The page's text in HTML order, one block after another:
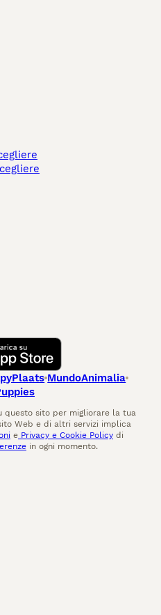
MundoAnimalia
questo sito per migliorare la tua
Web e di altri servizi implica
e Privacy e Cookie Policy di
in ogni momento.